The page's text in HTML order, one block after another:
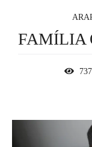
FAMÍLIA
737